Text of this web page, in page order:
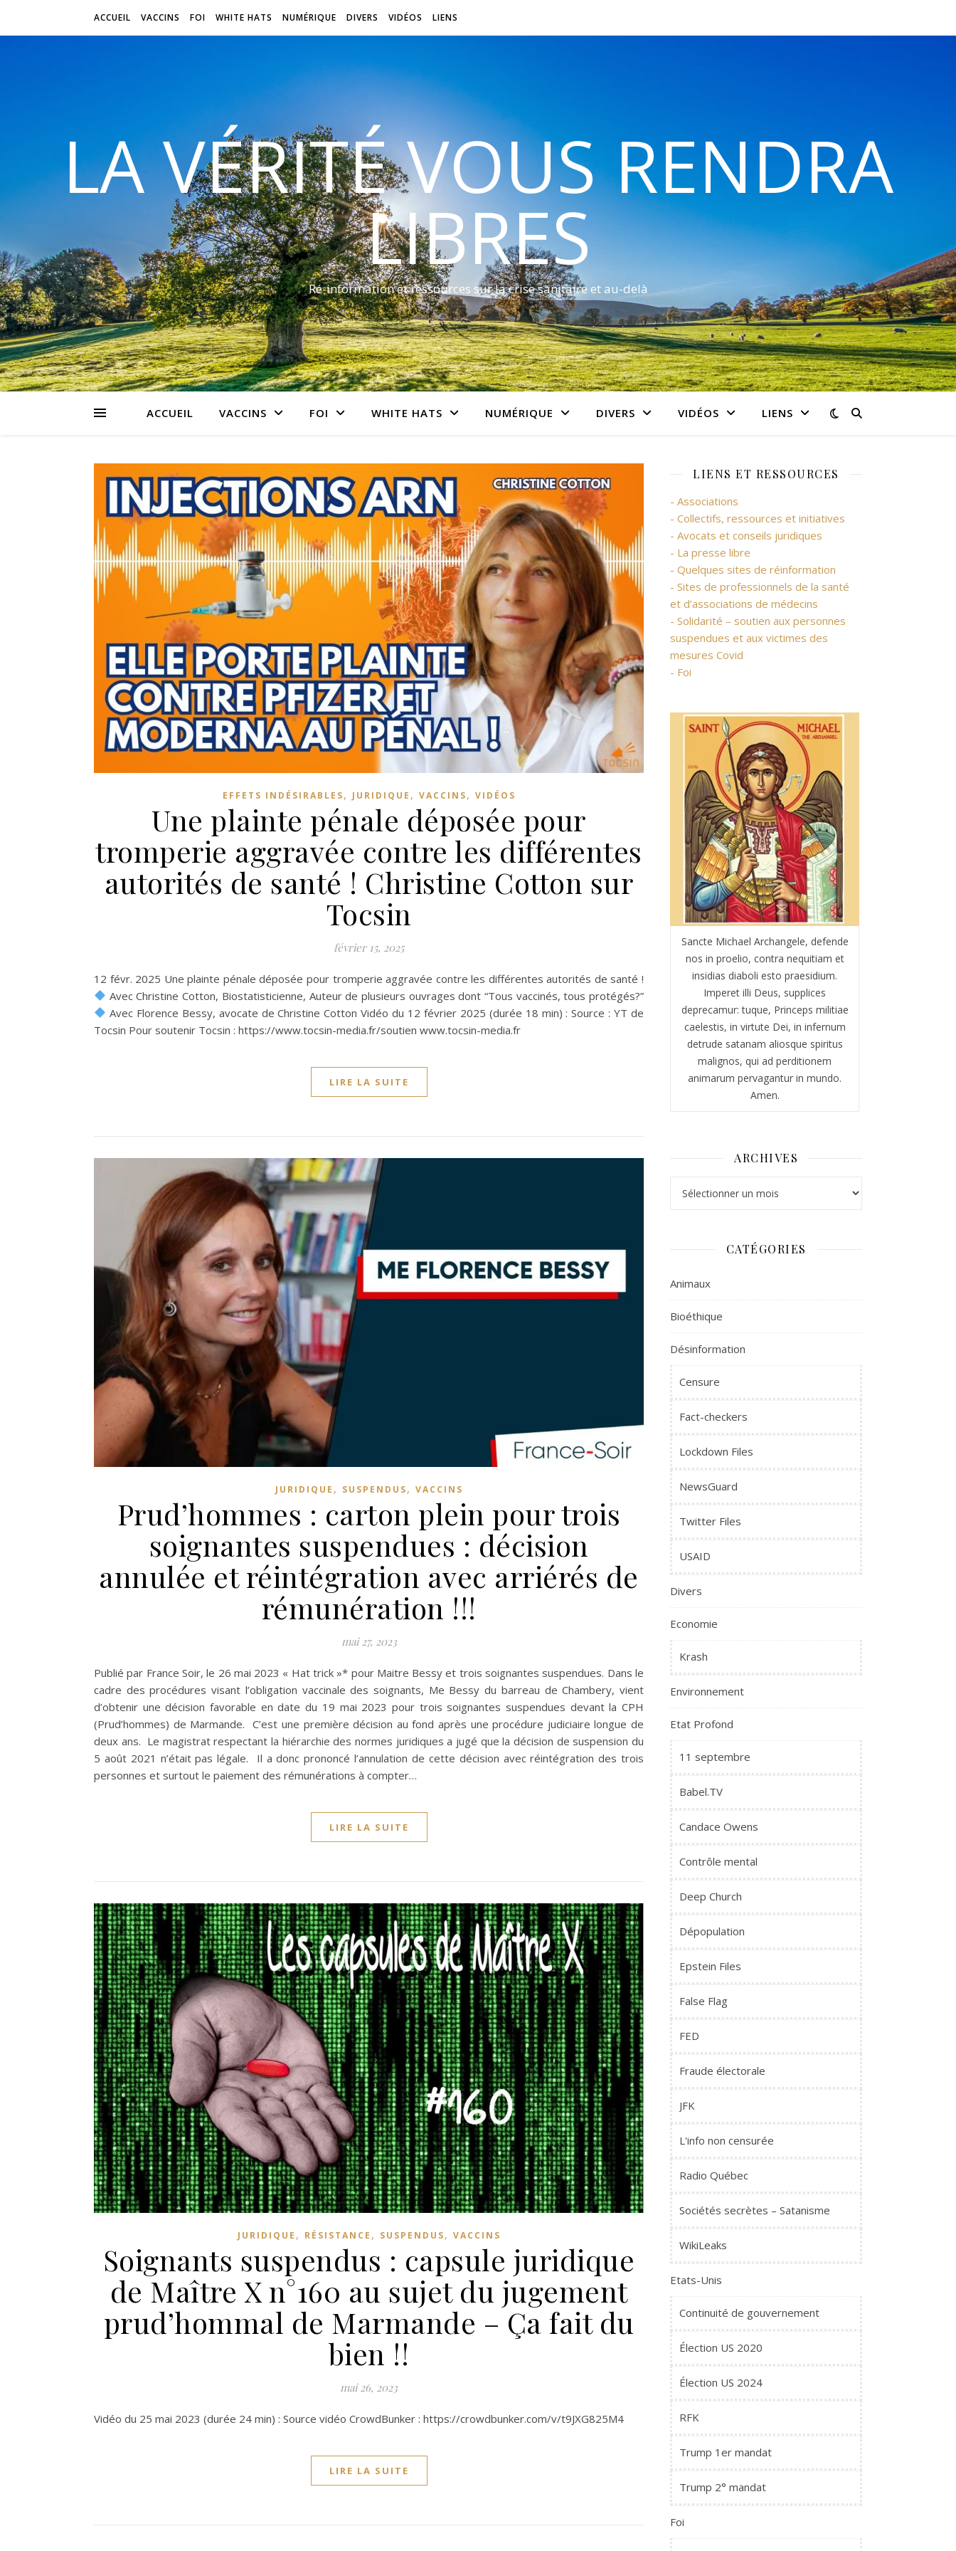
ACCUEIL VACCINS FOI WHITE HATS NUMÉRIQUE DIVERS VIDÉOS LIENS
LA VÉRITÉ VOUS RENDRA
LIBRES
Ré-information et ressources sur la crise sanitaire et au-delà
ACCUEIL VACCINS FOI WHITE HATS NUMÉRIQUE DIVERS VIDÉOS LIENS
EFFETS INDÉSIRABLES, JURIDIQUE , VACCINS, VIDÉOS
Une plainte pénale déposée pour
tromperie aggravée contre les différentes
autorités de santé ! Christine Cotton sur
Tocsin
février 15, 2025
12 févr. 2025 Une plainte pénale déposée pour tromperie aggravée contre les différentes autorités de santé !
Avec Christine Cotton, Biostatisticienne, Auteur de plusieurs ouvrages dont “Tous vaccinés, tous protégés?”
Avec Florence Bessy, avocate de Christine Cotton Vidéo du 12 février 2025 (durée 18 min) : Source : YT de
Tocsin Pour soutenir Tocsin : https://www.tocsin-media.fr/soutien www.tocsin-media.fr
LIRE LA SUITE
JURIDIQUE , SUSPENDUS, VACCINS
Prud’hommes : carton plein pour trois
soignantes suspendues : décision
annulée et réintégration avec arriérés de
rémunération !!!
mai 27, 2023
Publié par France Soir, le 26 mai 2023 « Hat trick »* pour Maitre Bessy et trois soignantes suspendues. Dans le
cadre des procédures visant l’obligation vaccinale des soignants, Me Bessy du barreau de Chambery, vient
d’obtenir une décision favorable en date du 19 mai 2023 pour trois soignantes suspendues devant la CPH
(Prud’hommes) de Marmande. C’est une première décision au fond après une procédure judiciaire longue de
deux ans. Le magistrat respectant la hiérarchie des normes juridiques a jugé que la décision de suspension du
5 août 2021 n’était pas légale. Il a donc prononcé l’annulation de cette décision avec réintégration des trois
personnes et surtout le paiement des rémunérations à compter…
LIRE LA SUITE
JURIDIQUE , RÉSISTANCE , SUSPENDUS, VACCINS
Soignants suspendus : capsule juridique
de Maître X n°160 au sujet du jugement
prud’hommal de Marmande – Ça fait du
bien !!
mai 26, 2023
Vidéo du 25 mai 2023 (durée 24 min) : Source vidéo CrowdBunker : https://crowdbunker.com/v/t9JXG825M4
LIRE LA SUITE
LIENS ET RESSOURCES
- Associations
- Collectifs, ressources et initiatives
- Avocats et conseils juridiques
- La presse libre
- Quelques sites de réinformation
- Sites de professionnels de la santé
et d’associations de médecins
- Solidarité – soutien aux personnes
suspendues et aux victimes des
mesures Covid
- Foi
Sancte Michael Archangele, defende
nos in proelio, contra nequitiam et
insidias diaboli esto praesidium.
Imperet illi Deus, supplices
deprecamur: tuque, Princeps militiae
caelestis, in virtute Dei, in infernum
detrude satanam aliosque spiritus
malignos, qui ad perditionem
animarum pervagantur in mundo.
Amen.
ARCHIVES
CATÉGORIES
Animaux
Bioéthique
Désinformation
Censure
Fact-checkers
Lockdown Files
NewsGuard
Twitter Files
USAID
Divers
Economie
Krash
Environnement
Etat Profond
11 septembre
Babel.TV
Candace Owens
Contrôle mental
Deep Church
Dépopulation
Epstein Files
False Flag
FED
Fraude électorale
JFK
L'info non censurée
Radio Québec
Sociétés secrètes – Satanisme
WikiLeaks
Etats-Unis
Continuité de gouvernement
Élection US 2020
Élection US 2024
RFK
Trump 1er mandat
Trump 2° mandat
Foi